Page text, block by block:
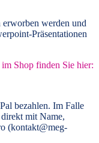
erworben werden und
Präsentationen
Shop finden Sie hier:
bezahlen. Im Falle
mit Name,
(kontakt@meg-